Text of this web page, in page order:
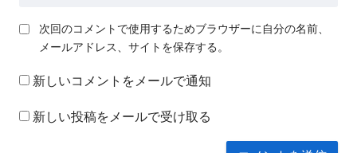
次回のコメントで使用するためブラウザーに自分の名前、
メールアドレス、サイトを保存する。
新しいコメントをメールで通知
新しい投稿をメールで受け取る